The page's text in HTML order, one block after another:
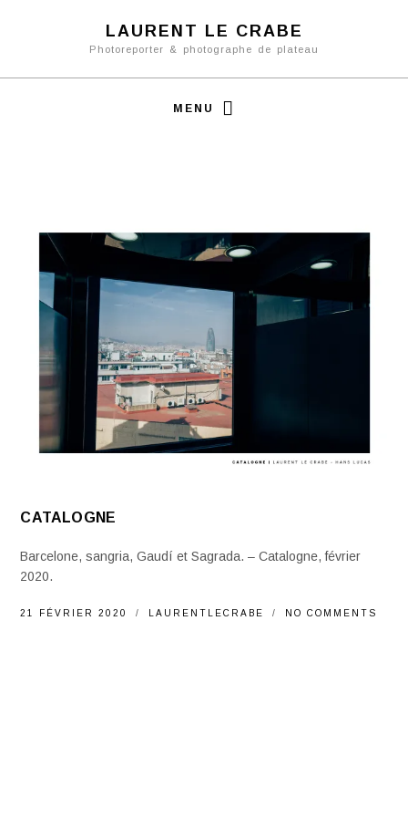
LAURENT LE CRABE
Photoreporter & photographe de plateau
MENU
CATALOGNE
Barcelone, sangria, Gaudí et Sagrada. – Catalogne, février
2020.
21 FÉVRIER 2020 LAURENTLECRABE NO COMMENTS